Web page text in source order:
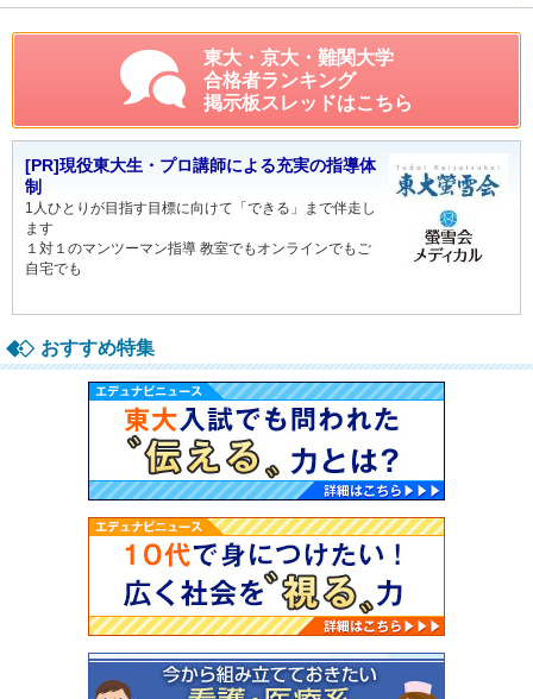
東大・京大・難関大学
合格者ランキング
掲示板スレッドはこちら
[PR]現役東大生・プロ講師による充実の指導体
制
1人ひとりが目指す目標に向けて「できる」まで伴走し
ます
１対１のマンツーマン指導 教室でもオンラインでもご
自宅でも
おすすめ特集